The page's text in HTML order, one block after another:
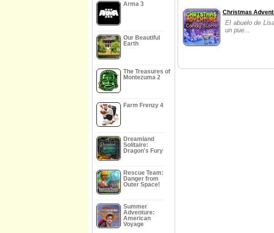
Arma 3
Our Beautiful
Earth
The Treasures of
Montezuma 2
Farm Frenzy 4
Dreamland
Solitaire:
Dragon's Fury
Rescue Team:
Danger from
Outer Space!
Summer
Adventure:
American
Voyage
Christmas
El abuelo de
un pue...